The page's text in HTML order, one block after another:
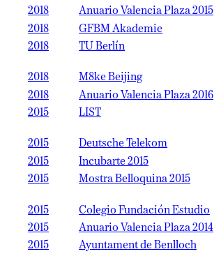
2018
Anuario Valencia Plaza 2015
2018
GFBM Akademie
2018
TU Berlín
2018
M8ke Beijing
2018
Anuario Valencia Plaza 2016
2015
LIST
2015
Deutsche Telekom
2015
Incubarte 2015
2015
Mostra Belloquina 2015
2015
Colegio Fundación Estudio
2015
Anuario Valencia Plaza 2014
2015
Ayuntament de Benlloch